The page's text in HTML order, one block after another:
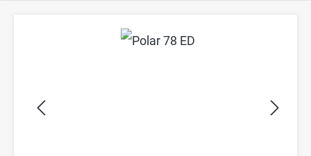
Bildergalerie überspringen